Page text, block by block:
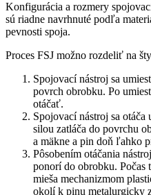
Konfigurácia a rozmery
sú riadne navrhnuté podľa
pevnosti spoja.
Proces FSJ možno rozdeliť na
Spojovací nástroj sa
povrch obrobku. Po
otáčať.
Spojovací nástroj sa
silou zatláča do povrchu
a mäkne a pin doň ľahko
Pôsobením otáčania
ponorí do obrobku. Počas
mieša mechanizmom
okolí k pinu metalurgicky